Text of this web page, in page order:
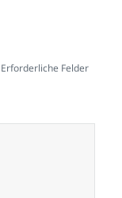
Erforderliche Felder